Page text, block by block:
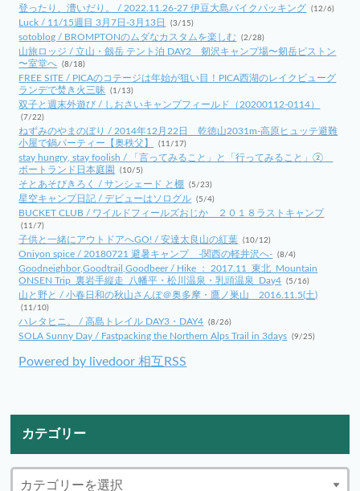
登ったり、漕いだり。 / 2022.11.26-27 伊豆大島バイクパッキング (12/6)
Luck / 11/15週目 3月7日-3月13日 (3/15)
sotoblog / BROMPTONのムダなカスタムを楽しむ (2/28)
山旅ロッジ / 立山・劔岳 テント泊 DAY2 剱沢キャンプ場〜剱岳ピストン
〜室堂へ (8/18)
FREE SITE / PICAのコテージは年始が狙い目！PICA西湖のレイクビューグ
ランデで焚き火三昧
(1/13)
双子と週末外遊び / しおさいキャンプフィールド（20200112-0114）
(7/22)
ねずみのやまのぼり / 2014年12月22日 乾徳山2031m-高原ヒュッテ避難
小屋で鍋パーティー【奥秩父】
(11/17)
stay hungry, stay foolish / 「言ってみること」と「行ってみること」②
ポートランド日本庭園
(10/5)
そとあそびきろく / サンシェード と棚 (5/23)
星空キャンプ日記 / デビューはソログル (5/4)
BUCKET CLUB / ワイルドフィールズおじか ２０１８ラストキャンプ
(11/7)
子供と一緒にアウトドアへGO! / 安達太良山の紅葉 (10/12)
Oniyon spice / 20180721 避暑キャンプ -関西の軽井沢へ- (8/4)
Goodneighbor,Goodtrail,Goodbeer / Hike ： 2017.11_東北_Mountain
ONSEN Trip_裏岩手縦走_八幡平・松川温泉・乳頭温泉_Day4 (5/16)
山と野と / 小春日和の秋山さんぽ＠奥多摩・鷹ノ巣山 2016.11.5(土)
(11/10)
ハレタヒニ。 / 高島トレイル DAY3・DAY4 (8/26)
SOLA Sunny Day / Fastpacking the Northern Alps Trail in 3days (9/25)
Powered by livedoor 相互RSS
カテゴリー